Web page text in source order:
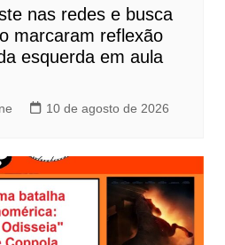
nas redes e busca
marcaram reflexão
esquerda em aula
10 de agosto de 2026